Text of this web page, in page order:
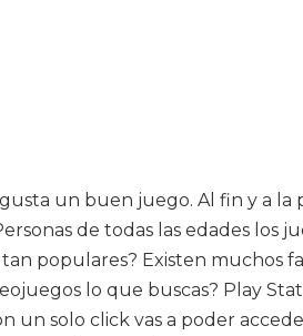
un buen juego. Al fin y a la
de todas las edades
populares? Existen muchos
lo que buscas? Play
un solo click vas a poder